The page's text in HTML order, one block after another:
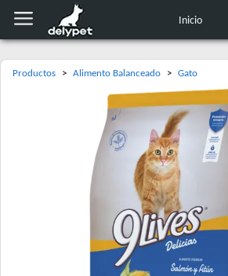
Inicio
Productos > Alimento Balanceado > Gato